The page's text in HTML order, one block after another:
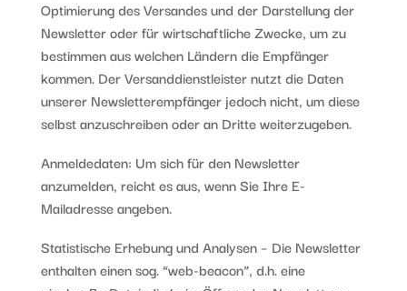
Optimierung des Versandes und der Darstellung der
Newsletter oder für wirtschaftliche Zwecke, um zu
bestimmen aus welchen Ländern die Empfänger
kommen. Der Versanddienstleister nutzt die Daten
unserer Newsletterempfänger jedoch nicht, um diese
selbst anzuschreiben oder an Dritte weiterzugeben.
Anmeldedaten: Um sich für den Newsletter
anzumelden, reicht es aus, wenn Sie Ihre E-
Mailadresse angeben.
Statistische Erhebung und Analysen – Die Newsletter
enthalten einen sog. “web-beacon”, d.h. eine